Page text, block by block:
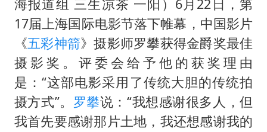
海报道组 三生凉茶 一阳）6月22日，第
17届上海国际电影节落下帷幕，中国影片
《五彩神箭》摄影师罗攀获得金爵奖最佳
摄影奖。评委会给予他的获奖理由
是：“这部电影采用了传统大胆的传统拍
摄方式”。 罗攀说：“我想感谢很多人，但
我首先要感谢那片土地，我还想感谢我的